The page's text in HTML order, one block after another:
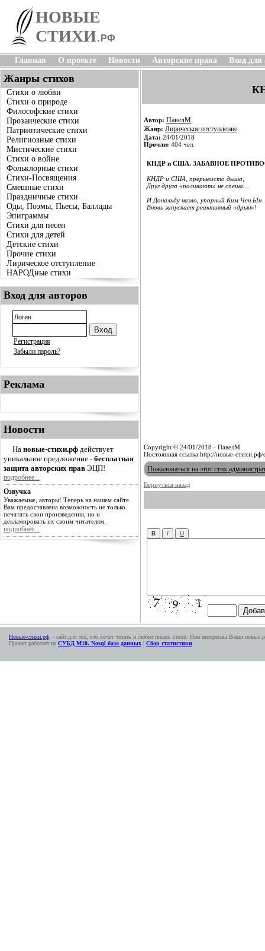
НОВЫЕ
СТИХИ. РФ
Главная О проекте Новости Авторские права Вход для
Жанры стихов
Стихи о любви
Стихи о природе
Философские стихи
Прозаические стихи
Патриотические стихи
Религиозные стихи
Мистические стихи
Стихи о войне
Фольклорные стихи
Стихи-Посвящения
Смешные стихи
Праздничные стихи
Оды, Поэмы, Пьесы, Баллады
Эпиграммы
Стихи для песен
Стихи для детей
Детские стихи
Прочие стихи
Лирическое отступление
НАРОДные стихи
Вход для авторов
Регистрация
Забыли пароль?
Реклама
Новости
На новые-стихи.рф действует
уникальное предложение - бесплатная
защита авторских прав ЭЦП!
подробнее...
Озвучка
Уважаемые, авторы! Теперь на нашем сайте
Вам предоставлена возможность не только
печатать свои произведения, но и
декламировать их своим читателям.
подробнее...
Автор: ПавелМ
Жанр: Лирическое отступление
Дата: 24/01/2018
Прочли: 404 чел.
КНДР и США. ЗАБАВНОЕ
КНДР и США, прерывисто дыша,
Друг друга «поливают» не спеша…
И Дональду назло, упорный Ким Чен Ын
Вновь запускает реактивный «дрын»!
Copyright © 24/01/2018 - ПавелМ
Постоянная ссылка http://новые-стихи.рф/
Пожаловаться на этот стих
Вернуться назад
Новые-стихи.рф - сайт для тех, кто хочет читать и любит писать стихи. Нам интересны Ваши новые
Проект работает на СУБД М10. Nosql база данных | Сбор статистики